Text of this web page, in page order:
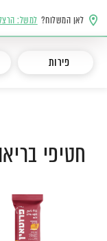
לאן המשלוח? למשל:
פירות
חטיפי